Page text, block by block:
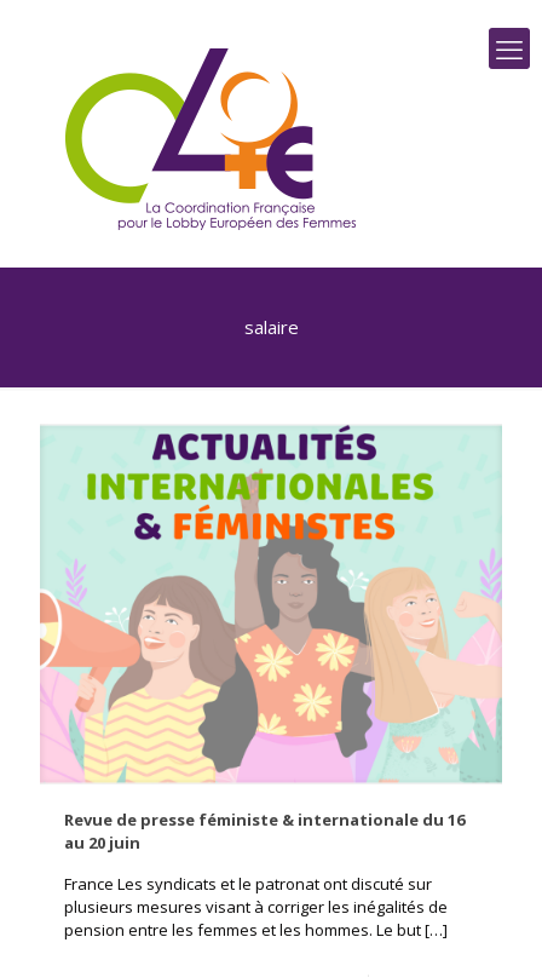
salaire
Revue de presse féministe & internationale du 16
au 20 juin
France Les syndicats et le patronat ont discuté sur
plusieurs mesures visant à corriger les inégalités de
pension entre les femmes et les hommes. Le but[…]